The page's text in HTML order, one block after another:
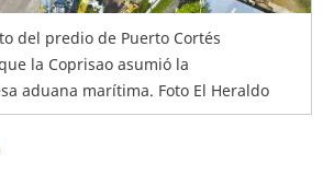
del predio de Puerto Cortés
la Coprisao asumió la
aduana marítima. Foto El Heraldo